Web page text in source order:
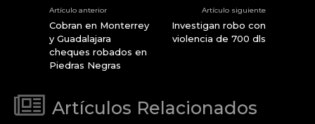
Artículo anterior
Cobran en Monterrey
y Guadalajara
cheques robados en
Piedras Negras
Artículo siguiente
Investigan robo con
violencia de 700 dls
Artículos Relacionados